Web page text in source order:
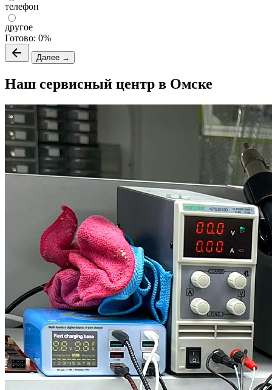
телефон
другое
Готово: 0%
Далее →
Наш сервисный центр в Омске